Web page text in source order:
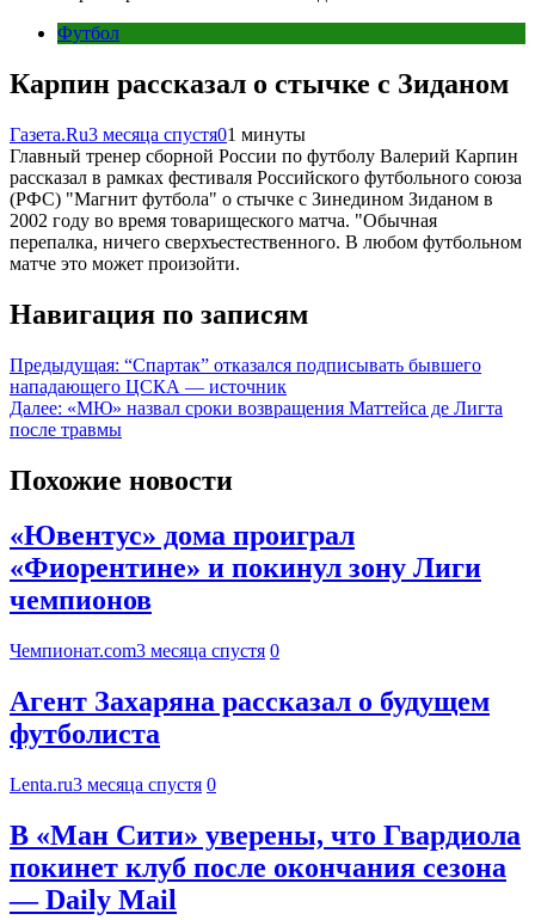
Футбол
Карпин рассказал о стычке с Зиданом
Газета.Ru3 месяца спустя01 минуты
Главный тренер сборной России по футболу Валерий Карпин
рассказал в рамках фестиваля Российского футбольного союза
(РФС) "Магнит футбола" о стычке с Зинедином Зиданом в
2002 году во время товарищеского матча. "Обычная
перепалка, ничего сверхъестественного. В любом футбольном
матче это может произойти.
Навигация по записям
Предыдущая: “Спартак” отказался подписывать бывшего
нападающего ЦСКА — источник
Далее: «МЮ» назвал сроки возвращения Маттейса де Лигта
после травмы
Похожие новости
«Ювентус» дома проиграл
«Фиорентине» и покинул зону Лиги
чемпионов
Чемпионат.com3 месяца спустя 0
Агент Захаряна рассказал о будущем
футболиста
Lenta.ru3 месяца спустя 0
В «Ман Сити» уверены, что Гвардиола
покинет клуб после окончания сезона
— Daily Mail